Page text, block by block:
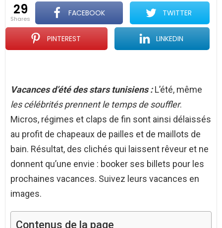
29
shares
FACEBOOK TWITTER
PINTEREST LINKEDIN
Vacances d’été des stars tunisiens :L’été, même
les célébrités prennent le temps de souffler.
Micros, régimes et claps de fin sont ainsi délaissés
au profit de chapeaux de pailles et de maillots de
bain. Résultat, des clichés qui laissent rêveur et ne
donnent qu’une envie : booker ses billets pour les
prochaines vacances. Suivez leurs vacances en
images.
Contenus de la page